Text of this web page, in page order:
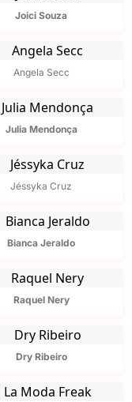
Joici Souza
Angela Secc
Julia Mendonça
Jéssyka Cruz
Bianca Jeraldo
Raquel Nery
Dry Ribeiro